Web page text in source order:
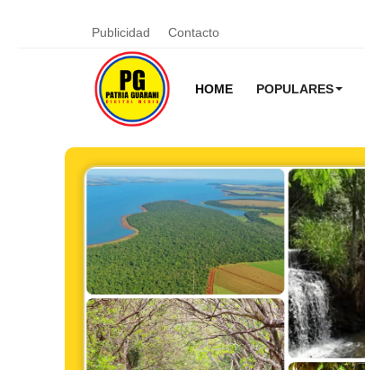
Publicidad Contacto
HOME POPULARES